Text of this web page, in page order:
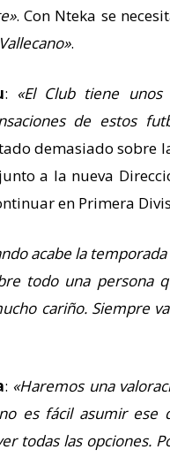
. Con Nteka se
.
: «El Club tiene unos
de estos
demasiado sobre
a la nueva
en Primera
acabe la
todo una persona
cariño. Siempre
: «Haremos una
es fácil asumir ese
todas las opciones.